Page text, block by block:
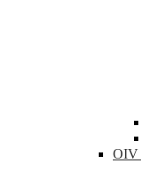
OIV